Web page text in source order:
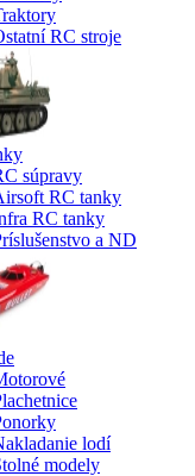
RC stroje
súpravy
RC tanky
RC tanky
a ND
lodí
modely